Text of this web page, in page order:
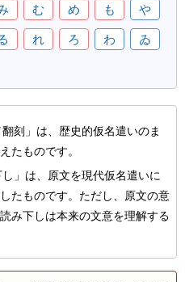
む め も や
れ ろ わ ゐ
刻」は、歴史的仮名遣いのま
たものです。
」は、原文を現代仮名遣いに
たものです。ただし、原文の意
み下しは本来の文意を理解する